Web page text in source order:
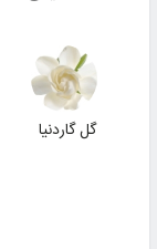
گل گاردنیا